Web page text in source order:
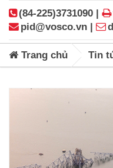
(84-225)3731090 |
pid@vosco.vn |
Trang chủ Tin